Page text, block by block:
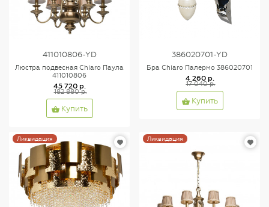
411010806-YD
Люстра подвесная Chiaro Паула
411010806
45 720 р.
182 880 р.
Купить
386020701-YD
Бра Chiaro Палермо 386020701
4 260 р.
17 040 р.
Купить
Ликвидация Ликвидация